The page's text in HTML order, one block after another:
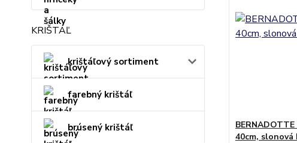
KRIŠTÁĽ
krištáľový sortiment
farebný krištáľ
brúsený krištáľ
40cm, slonová